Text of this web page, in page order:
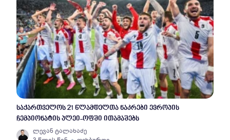
საქართველოს 21 წლამდელთა ნაკრები ევროპის
ჩემპიონატის პლეი-ოფში ითამაშებს
ლევან ტალახაძე